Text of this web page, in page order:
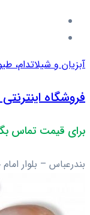
آبزیان و شیلاتدام،
فروشگاه
برای قیمت تماس
بندرعباس – بلوار